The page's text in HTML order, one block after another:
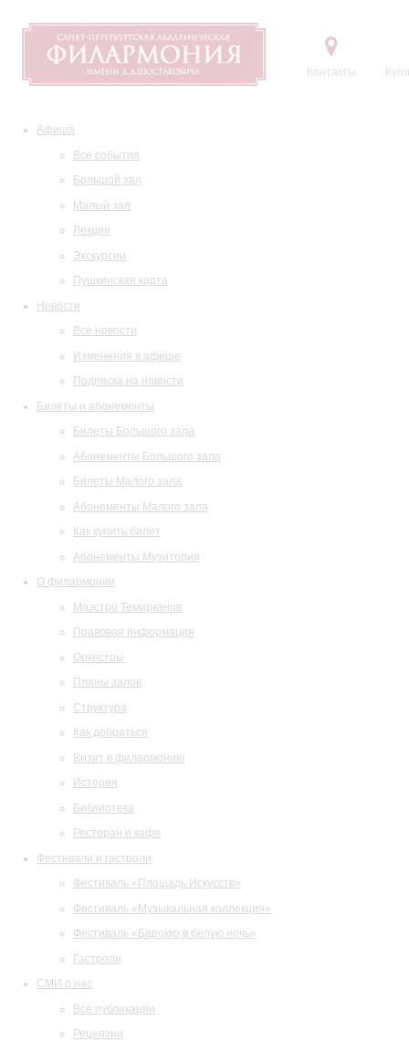
Контакты
Афиша
Все события
Большой зал
Малый зал
Лекции
Экскурсии
Пушкинская карта
Новости
Все новости
Изменения в афише
Подписка на новости
Билеты и абонементы
Билеты Большого зала
Абонементы Большого зала
Билеты Малого зала
Абонементы Малого зала
Как купить билет
Абонементы Музитория
О филармонии
Маэстро Темирканов
Правовая информация
Оркестры
Планы залов
Структура
Как добраться
Визит в филармонию
История
Библиотека
Ресторан и кафе
Фестивали и гастроли
Фестиваль «Площадь Искусств»
Фестиваль «Музыкальная коллекция»
Фестиваль «Барокко в белую ночь»
Гастроли
СМИ о нас
Все публикации
Рецензии